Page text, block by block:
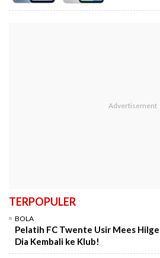
TERPOPULER
BOLA
Pelatih FC Twente Usir Mees
Dia Kembali ke Klub!